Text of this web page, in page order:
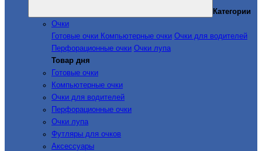
Категории
Очки
Готовые очки Компьютерные очки Очки для водителей
Перфорационные очки Очки лупа
Товар дня
Готовые очки
Компьютерные очки
Очки для водителей
Перфорационные очки
Очки лупа
Футляры для очков
Аксессуары